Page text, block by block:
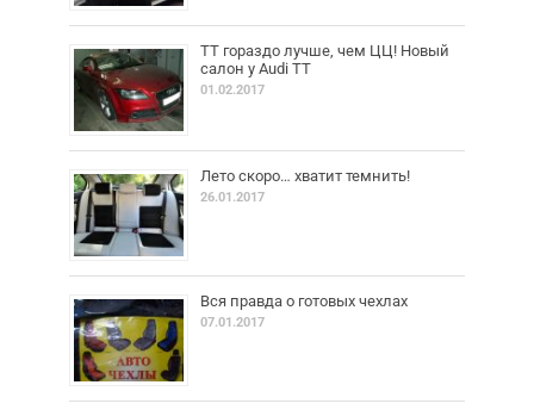
ТТ гораздо лучше, чем ЦЦ! Новый
салон у Audi TT
01.02.2017
Лето скоро… хватит темнить!
26.01.2017
Вся правда о готовых чехлах
07.01.2017